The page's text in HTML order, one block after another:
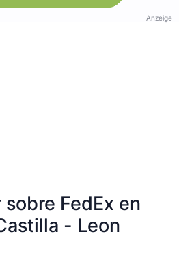
Anzeige
FedEx en
- Leon